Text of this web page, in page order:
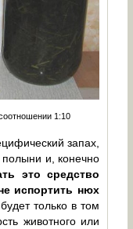
1:10
запах,
и, конечно
это средство
испортить нюх
только в том
животного или